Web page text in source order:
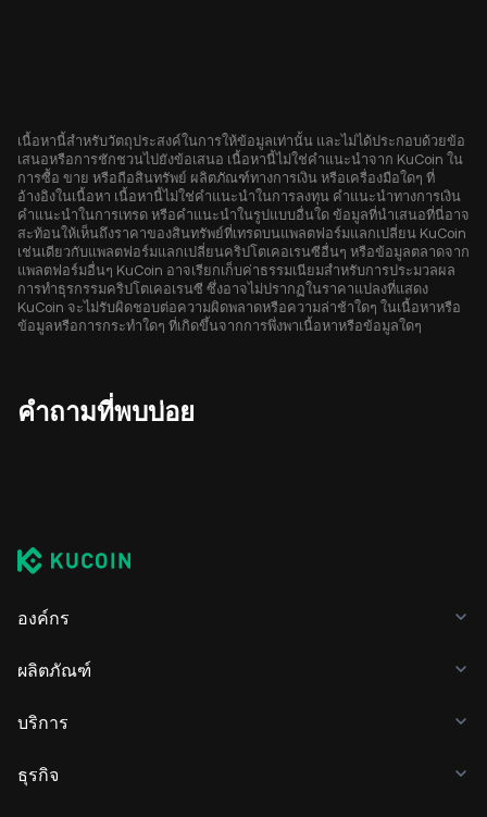
เนื้อหานี้สำหรับวัตถุประสงค์ในการให้ข้อมูลเท่านั้น และไม่ได้ประกอบด้วยข้อ
เสนอหรือการชักชวนไปยังข้อเสนอ เนื้อหานี้ไม่ใช่คำแนะนำจาก KuCoin ใน
การซื้อ ขาย หรือถือสินทรัพย์ ผลิตภัณฑ์ทางการเงิน หรือเครื่องมือใดๆ ที่
อ้างอิงในเนื้อหา เนื้อหานี้ไม่ใช่คำแนะนำในการลงทุน คำแนะนำทางการเงิน
คำแนะนำในการเทรด หรือคำแนะนำในรูปแบบอื่นใด ข้อมูลที่นำเสนอที่นี่อาจ
สะท้อนให้เห็นถึงราคาของสินทรัพย์ที่เทรดบนแพลตฟอร์มแลกเปลี่ยน KuCoin
เช่นเดียวกับแพลตฟอร์มแลกเปลี่ยนคริปโตเคอเรนซีอื่นๆ หรือข้อมูลตลาดจาก
แพลตฟอร์มอื่นๆ KuCoin อาจเรียกเก็บค่าธรรมเนียมสำหรับการประมวลผล
การทำธุรกรรมคริปโตเคอเรนซี ซึ่งอาจไม่ปรากฏในราคาแปลงที่แสดง
KuCoin จะไม่รับผิดชอบต่อความผิดพลาดหรือความล่าช้าใดๆ ในเนื้อหาหรือ
ข้อมูลหรือการกระทำใดๆ ที่เกิดขึ้นจากการพึ่งพาเนื้อหาหรือข้อมูลใดๆ
คำถามที่พบบ่อย
องค์กร
ผลิตภัณฑ์
บริการ
ธุรกิจ